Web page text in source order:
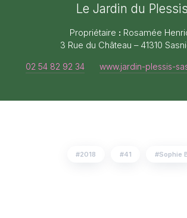
Le Jardin du Plessis
Propriétaire : Rosamée
3 Rue du Château – 41310
02 54 82 92 34 www.jardin-plessis-
2018 41 Sophie